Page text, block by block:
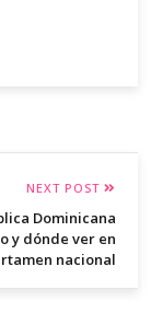
NEXT POST
Dominicana
y dónde ver en
nacional